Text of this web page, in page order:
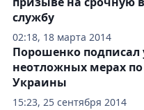
02:18, 18 марта 2014
службу
15:23, 25 сентября 2014
Порошенко подписал
неотложных мерах
Украины